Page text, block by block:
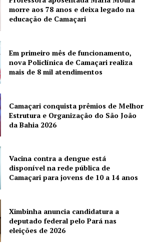
morre aos 78 anos e deixa legado na
educação de Camaçari
Em primeiro mês de funcionamento,
nova Policlínica de Camaçari realiza
mais de 8 mil atendimentos
Camaçari conquista prêmios de Melhor
Estrutura e Organização do São João
da Bahia 2026
Vacina contra a dengue está
disponível na rede pública de
Camaçari para jovens de 10 a 14 anos
Ximbinha anuncia candidatura a
deputado federal pelo Pará nas
eleições de 2026